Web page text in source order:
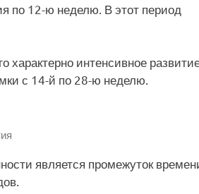
по 12-ю неделю. В этот период
характерно интенсивное
с 14-й по 28-ю неделю.
является промежуток